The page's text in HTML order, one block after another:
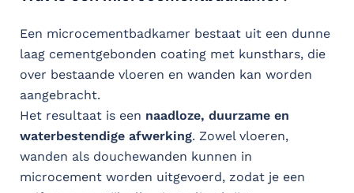
Een microcementbadkamer bestaat uit een dunne
laag cementgebonden coating met kunsthars, die
over bestaande vloeren en wanden kan worden
aangebracht.
Het resultaat is een naadloze, duurzame en
waterbestendige afwerking. Zowel vloeren,
wanden als douchewanden kunnen in
microcement worden uitgevoerd, zodat je een